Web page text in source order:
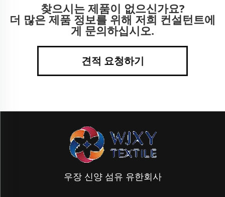
찾으시는 제품이 없으신가요?
더 많은 제품 정보를 위해 저희 컨설턴트에
게 문의하십시오.
견적 요청하기
우장 신양 섬유 유한회사